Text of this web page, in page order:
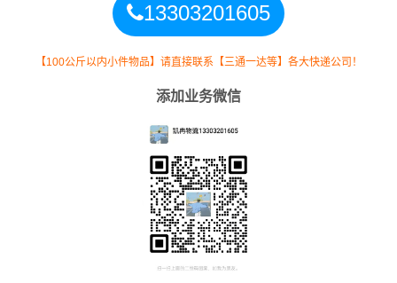
13303201605
【100公斤以内小件物品】请直接联系【三通一达等】各大快递公司！
添加业务微信